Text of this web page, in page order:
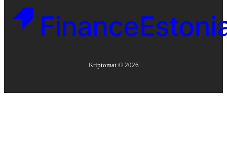
Kriptomat © 2026